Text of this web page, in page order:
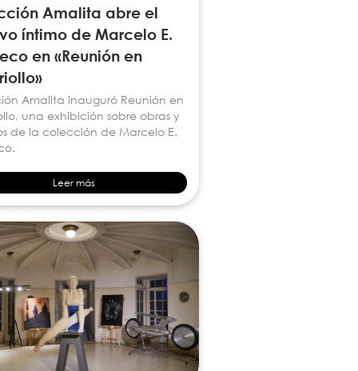
Amalita abre el
íntimo de Marcelo E.
en «Reunión en
Amalita inauguró Reunión en
una exhibición sobre obras y
de la colección de Marcelo E.
Leer más